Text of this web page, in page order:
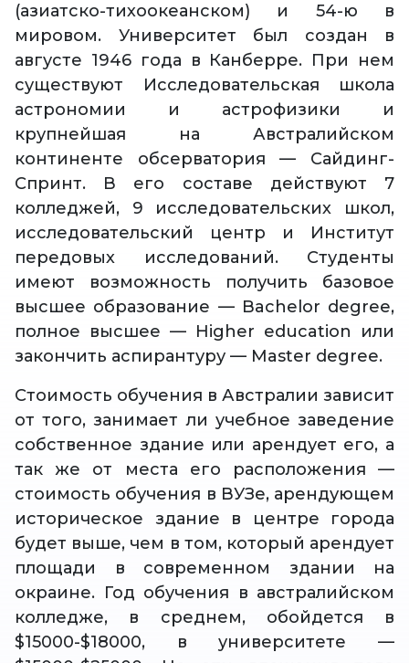
(азиатско-тихоокеанском) и 54-ю в
мировом. Университет был создан в
августе 1946 года в Канберре. При нем
существуют Исследовательская школа
астрономии и астрофизики и
крупнейшая на Австралийском
континенте обсерватория — Сайдинг-
Спринт. В его составе действуют 7
колледжей, 9 исследовательских школ,
исследовательский центр и Институт
передовых исследований. Студенты
имеют возможность получить базовое
высшее образование — Bachelor degree,
полное высшее — Higher education или
закончить аспирантуру — Master degree.
Стоимость обучения в Австралии зависит
от того, занимает ли учебное заведение
собственное здание или арендует его, а
так же от места его расположения —
стоимость обучения в ВУЗе, арендующем
историческое здание в центре города
будет выше, чем в том, который арендует
площади в современном здании на
окраине. Год обучения в австралийском
колледже, в среднем, обойдется в
$15000-$18000, в университете —